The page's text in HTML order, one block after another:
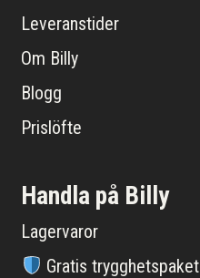
Leveranstider
Om Billy
Blogg
Prislöfte
Handla på Billy
Lagervaror
Gratis trygghetspaket